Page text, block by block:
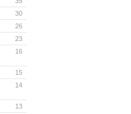
30
26
23
16
15
14
13